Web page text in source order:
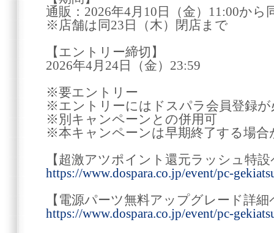
通販：2026年4月10日（金）11:00から
※店舗は同23日（木）閉店まで
【エントリー締切】
2026年4月24日（金）23:59
※要エントリー
※エントリーにはドスパラ会員登録が
※別キャンペーンとの併用可
※本キャンペーンは早期終了する場合
【超激アツポイント還元ラッシュ特
https://www.dospara.co.jp/event/pc-
【電源パーツ無料アップグレード詳細
https://www.dospara.co.jp/event/pc-